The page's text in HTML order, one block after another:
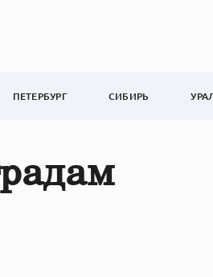
ПЕТЕРБУРГ СИБИРЬ